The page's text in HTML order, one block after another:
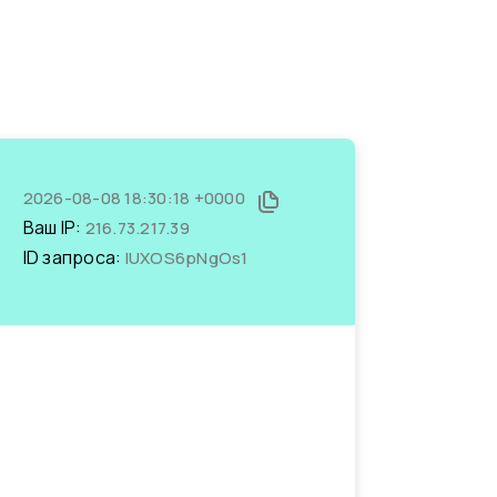
2026-08-08 18:30:18 +0000
Ваш IP: 216.73.217.39
ID запроса: IUXOS6pNgOs1